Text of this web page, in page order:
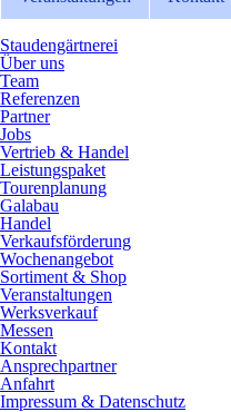
Staudengärtnerei
Über uns
Team
Referenzen
Partner
Jobs
Vertrieb & Handel
Leistungspaket
Tourenplanung
Galabau
Handel
Verkaufsförderung
Wochenangebot
Sortiment & Shop
Veranstaltungen
Werksverkauf
Messen
Kontakt
Ansprechpartner
Anfahrt
Impressum & Datenschutz